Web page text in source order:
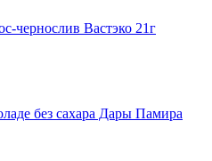
чернослив Вастэко 21г